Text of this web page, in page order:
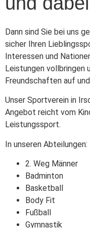
Dann sind Sie bei uns
sicher Ihren
Interessen und
Leistungen vollbringen
Freundschaften auf
Unser Sportverein in
Angebot reicht vom
Leistungssport.
In unseren Abteilungen:
2. Weg Männer
Badminton
Basketball
Body Fit
Fußball
Gymnastik